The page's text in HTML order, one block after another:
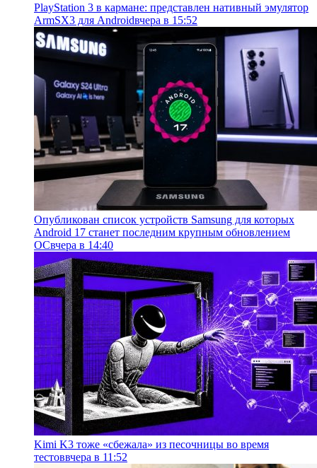
PlayStation 3 в кармане: представлен нативный эмулятор
ArmSX3 для Androidвчера в 15:52
Опубликован список устройств Samsung для которых
Android 17 станет последним крупным обновлением
ОСвчера в 14:40
Kimi K3 тоже «сбежала» из песочницы во время
тестоввчера в 11:52